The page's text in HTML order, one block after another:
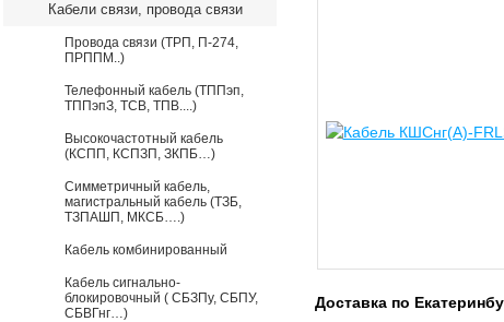
Кабели связи, провода связи
Провода связи (ТРП, П-274,
ПРППМ..)
Телефонный кабель (ТППэп,
ТППэпЗ, ТСВ, ТПВ....)
Высокочастотный кабель
(КСПП, КСПЗП, ЗКПБ…)
Симметричный кабель,
магистральный кабель (ТЗБ,
ТЗПАШП, МКСБ….)
Кабель комбинированный
Кабель сигнально-
блокировочный ( СБЗПу, СБПУ,
СБВГнг…)
Доставка по